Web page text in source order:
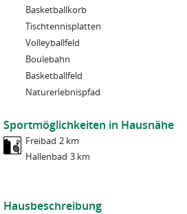
Basketballkorb
Tischtennisplatten
Volleyballfeld
Boulebahn
Basketballfeld
Naturerlebnispfad
Sportmöglichkeiten in Hausnähe
Freibad 2 km
Hallenbad 3 km
Hausbeschreibung